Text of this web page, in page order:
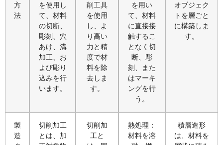
方
法
を使用し
て、材料
の切断、
彫刻、穴
あけ、溝
加工、お
よび彫り
込みを行
います。
削工具
を使用
し、よ
り高い
力と精
度で材
料を除
去しま
す。
を用い
て、材料
に直接接
触するこ
となく切
断、彫
刻、また
はマーキ
ングを行
う。
オブジェク
トを層ごと
に構築しま
す。
製
造
切削加工
とは、加
切削加
工と
熱処理：
材料を溶
積層造形
は、材料を